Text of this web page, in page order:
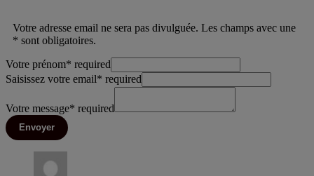
Votre adresse email ne sera pas divulguée. Les champs avec une
* sont obligatoires.
Votre prénom* required
Saisissez votre email* required
Votre message* required
Envoyer